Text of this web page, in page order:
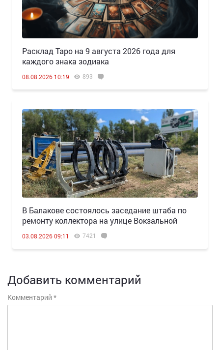
Расклад Таро на 9 августа 2026 года для
каждого знака зодиака
08.08.2026 10:19 893
В Балакове состоялось заседание штаба по
ремонту коллектора на улице Вокзальной
03.08.2026 09:11 7421
Добавить комментарий
Комментарий *